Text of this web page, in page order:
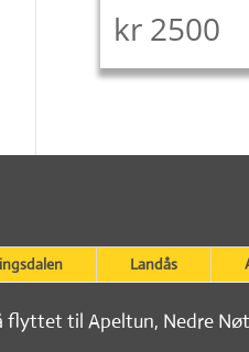
kr2500
Landås
til Apeltun, Nedre